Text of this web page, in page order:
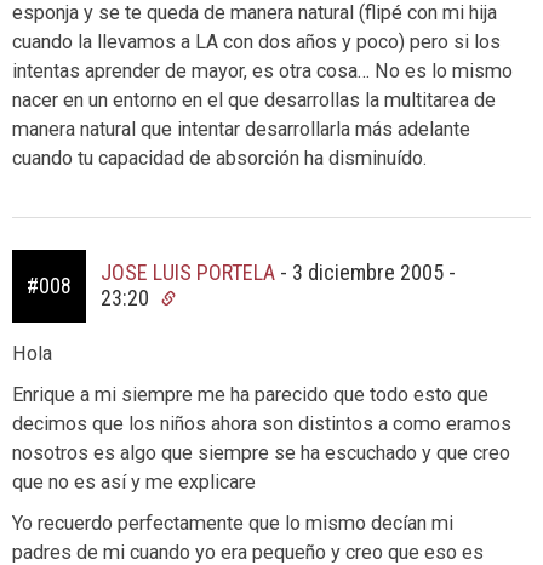
esponja y se te queda de manera natural (flipé con mi hija
cuando la llevamos a LA con dos años y poco) pero si los
intentas aprender de mayor, es otra cosa… No es lo mismo
nacer en un entorno en el que desarrollas la multitarea de
manera natural que intentar desarrollarla más adelante
cuando tu capacidad de absorción ha disminuído.
#008
JOSE LUIS PORTELA - 3 diciembre 2005 -
23:20
Hola
Enrique a mi siempre me ha parecido que todo esto que
decimos que los niños ahora son distintos a como eramos
nosotros es algo que siempre se ha escuchado y que creo
que no es así y me explicare
Yo recuerdo perfectamente que lo mismo decían mi
padres de mi cuando yo era pequeño y creo que eso es